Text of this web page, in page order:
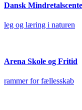
Dansk
leg og læring i naturen
Arena Skole og Fritid
rammer for fællesskab